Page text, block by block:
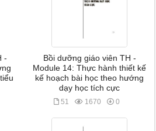
-
Bồi dưỡng giáo viên TH -
Module 14: Thực hành thiết kế
kế hoạch bài học theo hướng
dạy học tích cực
51 1670 0